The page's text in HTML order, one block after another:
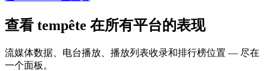
查看 tempête 在所有平台的表现
流媒体数据、电台播放、播放列表收录和排行榜位置 — 尽在
一个面板。